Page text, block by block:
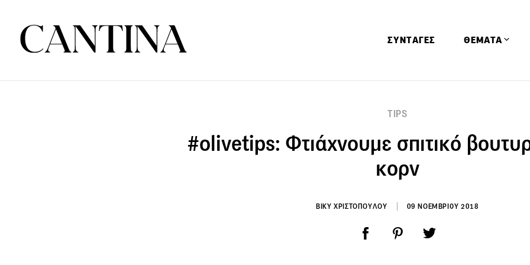
ΣΥΝΤΑΓΕΣ ΘΕΜΑΤΑ
Ειδήσεις
Έρευνες
TIPS
#olivetips: Φτιάχνουμε σπιτικό
κορν
ΒΙΚΥ ΧΡΙΣΤΟΠΟΥΛΟΥ 09 ΝΟΕΜΒΡΙΟΥ 2018